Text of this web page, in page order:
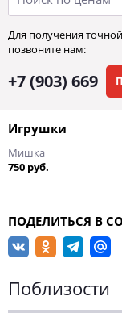
Для получения
позвоните нам:
+7 (903) 669
Игрушки
Мишка
750 руб.
ПОДЕЛИТЬСЯ В
Поблизости